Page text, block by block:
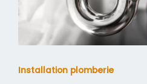
Installation plomberie